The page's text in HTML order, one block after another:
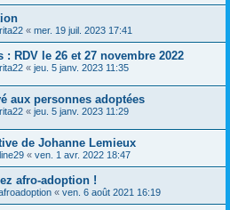
« mer. 19 juil. 2023 17:41
RDV le 26 et 27 novembre 2022
« jeu. 5 janv. 2023 11:35
aux personnes adoptées
« jeu. 5 janv. 2023 11:29
de Johanne Lemieux
« ven. 1 avr. 2022 18:47
afro-adoption !
« ven. 6 août 2021 16:19